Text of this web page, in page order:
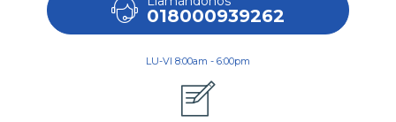
018000939262
LU-VI 8:00am - 6:00pm